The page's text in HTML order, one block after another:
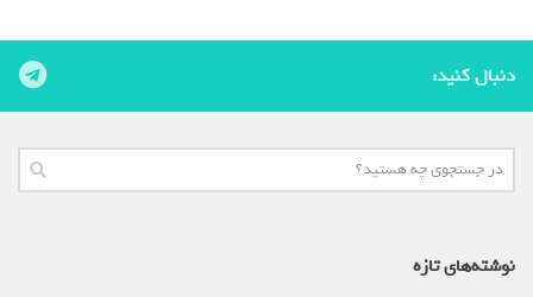
دنبال کنید:
نوشته‌های تازه